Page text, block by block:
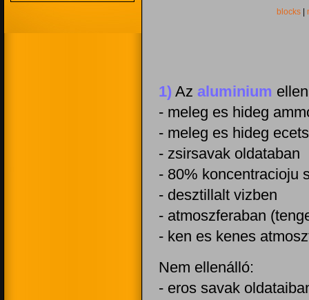
blocks|
1) Az aluminium
- meleg es hideg
- meleg es hideg
- zsirsavak oldataban
- 80% koncentracioju
- desztillalt vizben
- atmoszferaban
- ken es kenes
Nem ellenálló:
- eros savak